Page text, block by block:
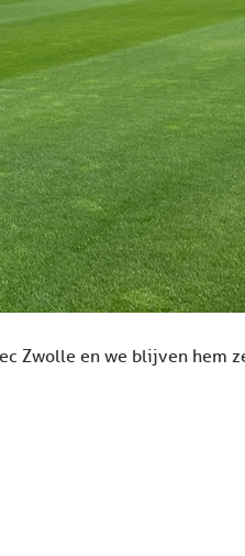
Zwolle en we blijven hem